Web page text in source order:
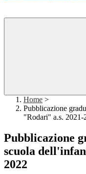
Home >
Pubblicazione
"Rodari" a.s. 2021-
Pubblicazione
scuola
2022